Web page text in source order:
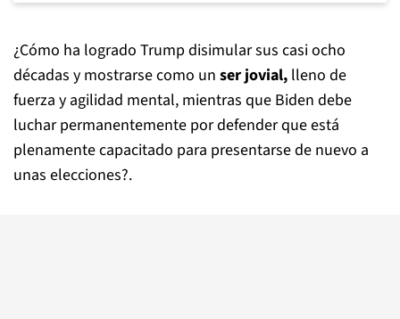
¿Cómo ha logrado Trump disimular sus casi ocho
décadas y mostrarse como un ser jovial, lleno de
fuerza y agilidad mental, mientras que Biden debe
luchar permanentemente por defender que está
plenamente capacitado para presentarse de nuevo a
unas elecciones?.